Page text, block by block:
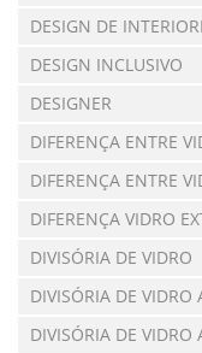
DESIGN DE
DESIGN INCLUSIVO
DESIGNER
DIFERENÇA ENTRE
DIFERENÇA ENTRE
DIFERENÇA VIDRO
DIVISÓRIA DE VIDRO
DIVISÓRIA DE VIDRO
DIVISÓRIA DE VIDRO